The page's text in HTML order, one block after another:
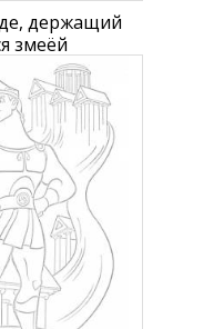
держащий
змеёй